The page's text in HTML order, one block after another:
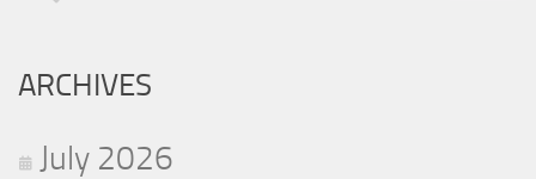
ARCHIVES
July 2026